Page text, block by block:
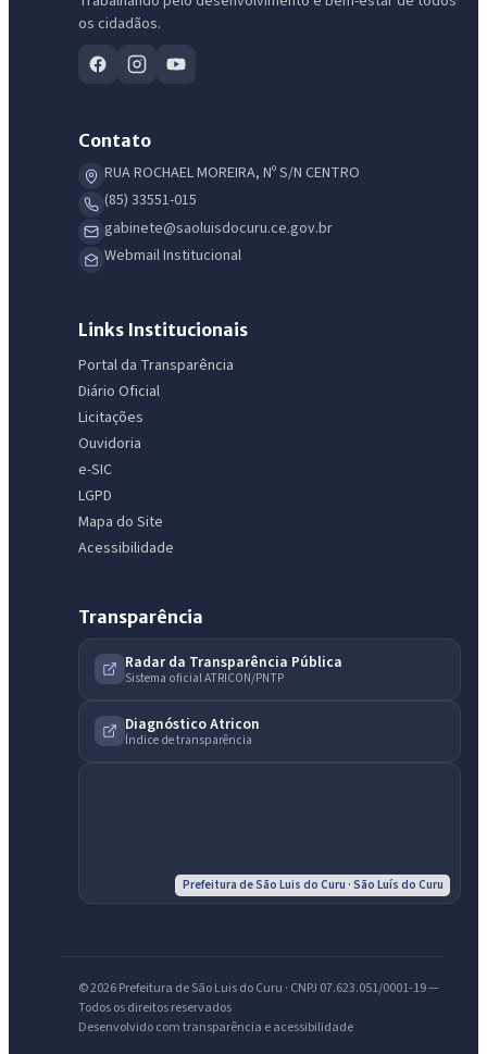
os cidadãos.
Contato
RUA ROCHAEL MOREIRA, Nº S/N CENTRO
(85) 33551-015
gabinete@saoluisdocuru.ce.gov.br
Webmail Institucional
Links Institucionais
Portal da Transparência
Diário Oficial
Licitações
Ouvidoria
e-SIC
LGPD
Mapa do Site
Acessibilidade
Transparência
Radar da Transparência Pública
Sistema oficial ATRICON/PNTP
Diagnóstico Atricon
Índice de transparência
Prefeitura de São Luis do Curu · São Luís do Curu
© 2026 Prefeitura de São Luis do Curu · CNPJ 07.623.051/0001-19 —
Todos os direitos reservados
Desenvolvido com transparência e acessibilidade
IntGest AI
Assistente do Portal
Olá. Pergunte sobre serviços, notícias, legislação, Diário Oficial,
licitações, estrutura ou transparência do município.